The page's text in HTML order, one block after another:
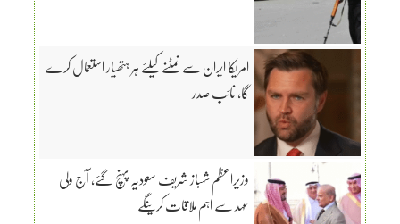
امریکا ایران سے نمٹنے کیلئے ہر ہتھیار استعمال کرے
گا، نائب صدر
وزیراعظم شہباز شریف سعودیہ پہنچ گئے، آج ولی
عہد سے اہم ملاقات کرینگے